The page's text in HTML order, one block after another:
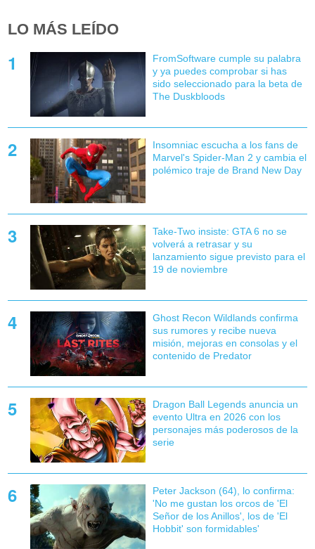
LO MÁS LEÍDO
FromSoftware cumple su palabra
y ya puedes comprobar si has
sido seleccionado para la beta de
The Duskbloods
Insomniac escucha a los fans de
Marvel's Spider-Man 2 y cambia el
polémico traje de Brand New Day
Take-Two insiste: GTA 6 no se
volverá a retrasar y su
lanzamiento sigue previsto para el
19 de noviembre
Ghost Recon Wildlands confirma
sus rumores y recibe nueva
misión, mejoras en consolas y el
contenido de Predator
Dragon Ball Legends anuncia un
evento Ultra en 2026 con los
personajes más poderosos de la
serie
Peter Jackson (64), lo confirma:
'No me gustan los orcos de 'El
Señor de los Anillos', los de 'El
Hobbit' son formidables'